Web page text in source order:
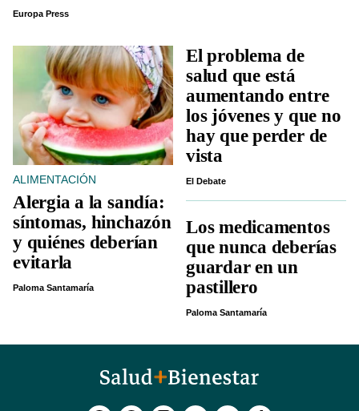
Europa Press
ALIMENTACIÓN
Alergia a la sandía:
síntomas, hinchazón
y quiénes deberían
evitarla
Paloma Santamaría
El problema de
salud que está
aumentando entre
los jóvenes y que no
hay que perder de
vista
El Debate
Los medicamentos
que nunca deberías
guardar en un
pastillero
Paloma Santamaría